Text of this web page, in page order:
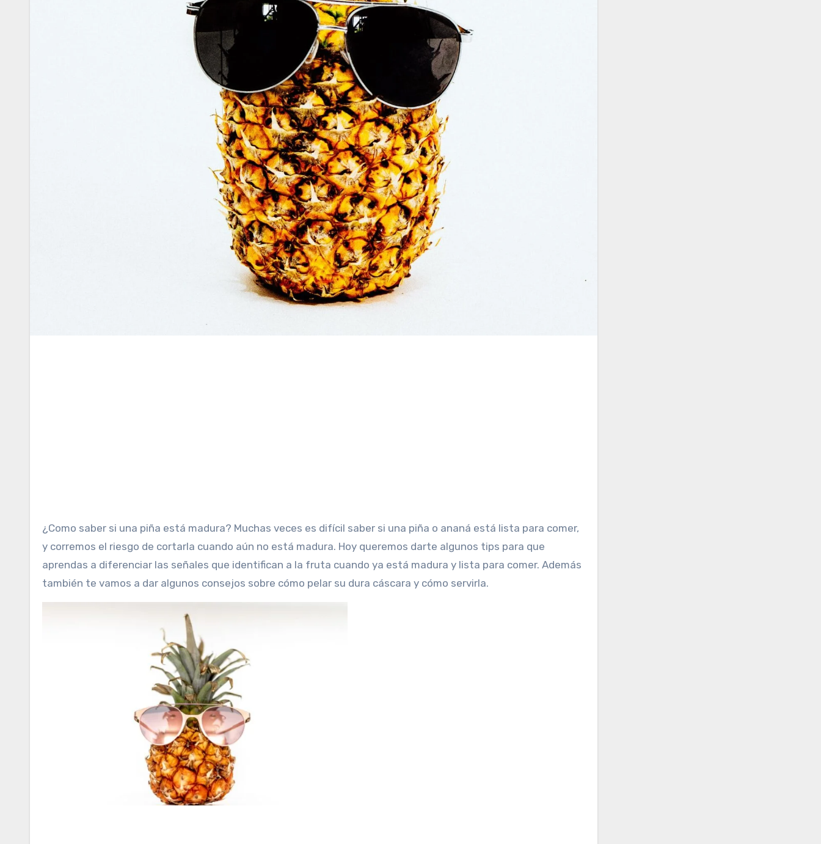
¿Como saber si una piña está madura? Muchas veces es difícil saber si una piña o ananá está lista para comer,
y corremos el riesgo de cortarla cuando aún no está madura. Hoy queremos darte algunos tips para que
aprendas a diferenciar las señales que identifican a la fruta cuando ya está madura y lista para comer. Además
también te vamos a dar algunos consejos sobre cómo pelar su dura cáscara y cómo servirla.